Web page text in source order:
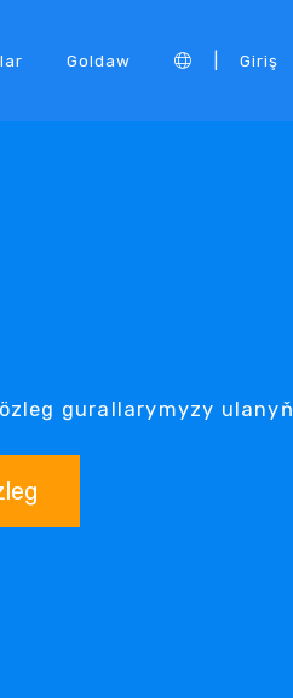
Goldaw Giriş
gurallarymyzy ulanyň